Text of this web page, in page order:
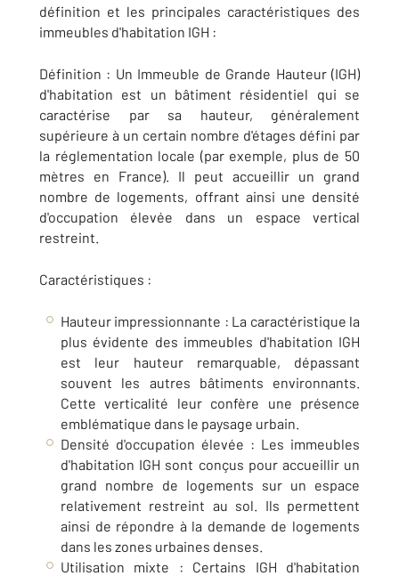
définition et les principales caractéristiques des
immeubles d'habitation IGH :
Définition : Un Immeuble de Grande Hauteur (IGH)
d'habitation est un bâtiment résidentiel qui se
caractérise par sa hauteur, généralement
supérieure à un certain nombre d'étages défini par
la réglementation locale (par exemple, plus de 50
mètres en France). Il peut accueillir un grand
nombre de logements, offrant ainsi une densité
d'occupation élevée dans un espace vertical
restreint.
Caractéristiques :
Hauteur impressionnante : La caractéristique la
plus évidente des immeubles d'habitation IGH
est leur hauteur remarquable, dépassant
souvent les autres bâtiments environnants.
Cette verticalité leur confère une présence
emblématique dans le paysage urbain.
Densité d'occupation élevée : Les immeubles
d'habitation IGH sont conçus pour accueillir un
grand nombre de logements sur un espace
relativement restreint au sol. Ils permettent
ainsi de répondre à la demande de logements
dans les zones urbaines denses.
Utilisation mixte : Certains IGH d'habitation